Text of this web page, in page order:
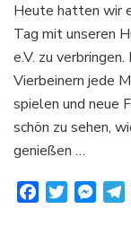
Tag
bei
Heute hatten wir
Tag mit unseren
e.V. zu
Vierbeinern jede
spielen und neue
schön zu sehen,
genießen …
FacebookTwitter